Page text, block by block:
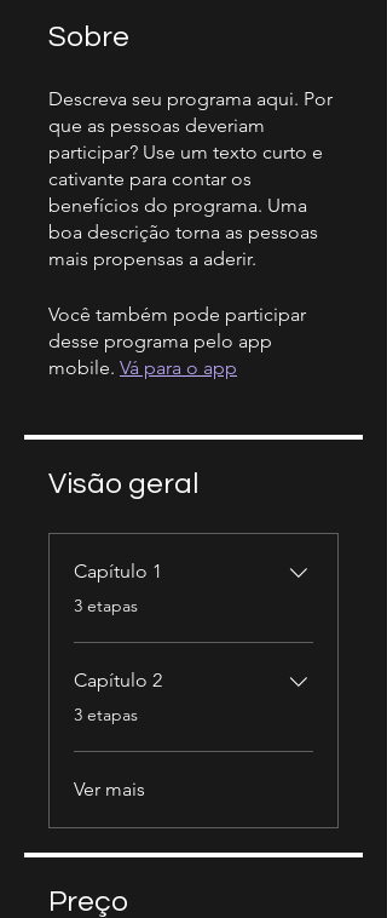
Sobre
Descreva seu programa aqui. Por
que as pessoas deveriam
participar? Use um texto curto e
cativante para contar os
benefícios do programa. Uma
boa descrição torna as pessoas
mais propensas a aderir.
Você também pode participar
desse programa pelo app
mobile. Vá para o app
Visão geral
Capítulo 1
.
3 etapas
Capítulo 2
.
3 etapas
Ver mais
Preço